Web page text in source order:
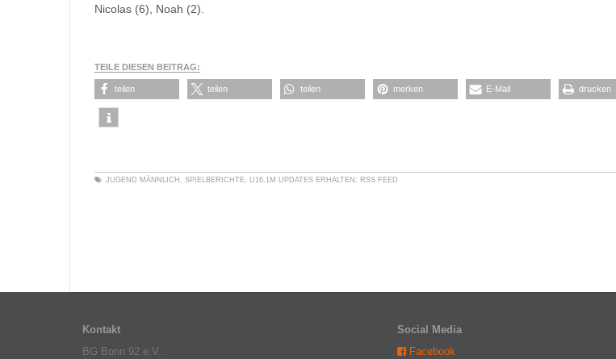
Nicolas (6), Noah (2).
TEILE DIESEN BEITRAG:
teilen teilen teilen merken E-Mail drucken
JUGEND MÄNNLICH , SPIELBERICHTE, U16.1M UPDATES ERHALTEN: RSS FEED
Kontakt
BG Bonn 92 e.V.
Social Media
Facebook